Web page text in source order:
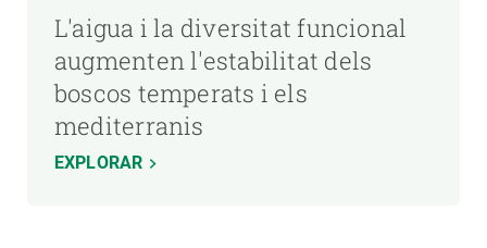
L'aigua i la diversitat funcional
augmenten l'estabilitat dels
boscos temperats i els
mediterranis
EXPLORAR